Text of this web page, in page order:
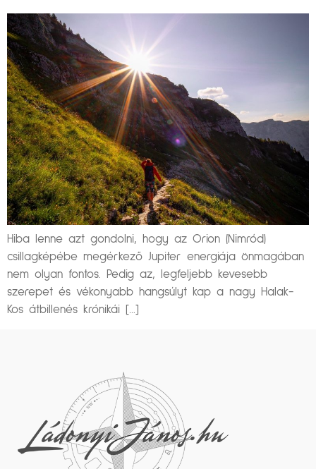
Hiba lenne azt gondolni, hogy az Orion (Nimród)
csillagképébe megérkező Jupiter energiája önmagában
nem olyan fontos. Pedig az, legfeljebb kevesebb
szerepet és vékonyabb hangsúlyt kap a nagy Halak-
Kos átbillenés krónikái […]